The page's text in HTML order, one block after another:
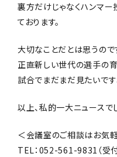
裏方だけじゃなくハンマ
ております。
大切なことだとは思うので
正直新しい世代の選手の
試合でまだまだ見たいです
以上、私的一大ニュースで
＜会議室のご相談はお気
TEL：052-561-9831（受付